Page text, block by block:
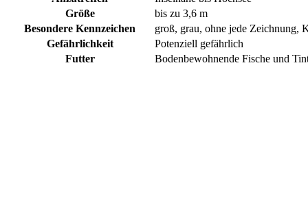
Größe
bis zu 3,6 m
Besondere Kennzeichen
groß, grau, ohne jede Zeichnung,
Gefährlichkeit
Potenziell gefährlich
Futter
Bodenbewohnende Fische und